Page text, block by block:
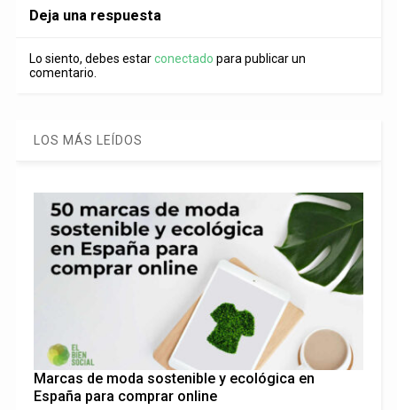
Deja una respuesta
Lo siento, debes estarconectado para publicar un
comentario.
LOS MÁS LEÍDOS
Marcas de moda sostenible y ecológica en
España para comprar online